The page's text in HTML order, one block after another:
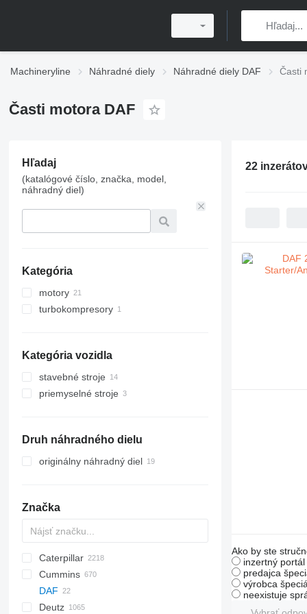
Machineryline Náhradné diely Náhradné diely DAF Časti
Časti motora DAF
Hľadaj
(katalógové číslo, značka, model,
náhradný diel)
Kategória
motory
turbokompresory
Kategória vozidla
stavebné stroje
iné stavebné stroje
priemyselné stroje
Druh náhradného dielu
originálny náhradný diel
Značka
Titan
AS
AZ
AX
ASC
AV
GA
ROC
TEX
XAS
225LC
1304
1404
1504
D-series
600 - series
BC
BM
BW
SWE
BB
DTV
320
331
334
337
Farmlift
Steiger
570
580
590
621
Caterpillar
12H
12K
120
Scorpion
Targo
Torion
Cummins
C-series
KTA
DAF
Mega
AC
Deutz
22
Ako by ste
inzertný
predajca
výrobca
neexistuje